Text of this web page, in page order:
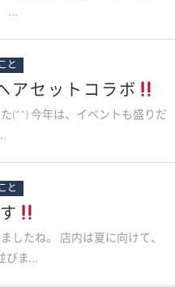
…
と
アセットコラボ
(^^) 今年は、イベントも盛りだ
と
したね。 店内は夏に向けて、
びま…